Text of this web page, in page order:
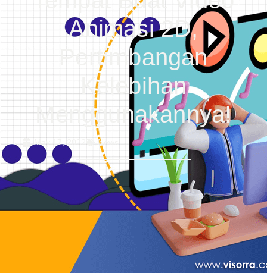
Animasi 2D,
Pertimbangan
Kelebihan
Menggunakannya!
May 17, 2022 News